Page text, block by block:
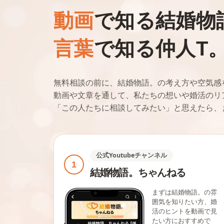
動画で知る結婚物
言葉で知る仲人T
無料相談の前に、結婚物語。の考え方や空気
動画や文章を通して、私たちの想いや婚活の
「この人たちに相談してみたい」と思えたら
1
公式Youtubeチャンネル
結婚物語。ちゃんねる
まずは結婚物語。の雰
囲気を知りたい方、婚
活のヒントを動画で見
たい方におすすめで